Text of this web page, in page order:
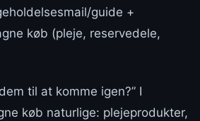
guide +
køb (pleje, reservedele,
til at komme igen?” I
køb naturlige: plejeprodukter,